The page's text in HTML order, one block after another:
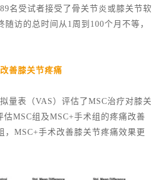
名受试者接受了骨关节炎或膝关节软
随访的总时间从1周到100个月不等，
善膝关节疼痛
量表（VAS）评估了MSC治疗对膝关
MSC组及MSC+手术组的疼痛改善
，MSC+手术改善膝关节疼痛效果更